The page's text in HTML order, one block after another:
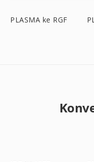
PLASMA ke RGF